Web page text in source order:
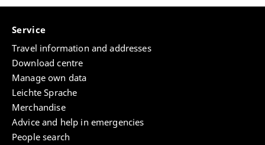
Studierendenportal möglich. Sie müssen uns darüber
Ein Antrag kann von Ihnen selbst nur gelöscht
werden, wenn dieser zur weiteren Bearbeitung
zwischengespeichert und noch nicht eingereicht
wurde.
Service
Travel information and addresses
Download centre
Manage own data
Leichte Sprache
Merchandise
Advice and help in emergencies
People search